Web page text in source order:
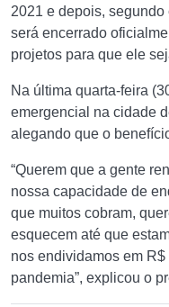
2021 e depois,
será encerrado
projetos para que ele
Na última quarta-feira
emergencial na cidade
alegando que o
“Querem que a gente
nossa capacidade de
que muitos cobram,
esquecem até que
nos endividamos em
pandemia”, explicou o